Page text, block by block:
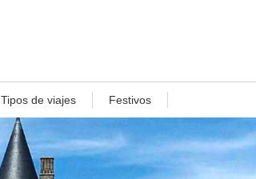
Tipos de viajes Festivos